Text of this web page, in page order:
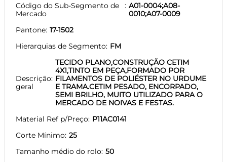
Código do Sub-Segmento de
Mercado
A01-0004;A08-
0010;A07-0009
Pantone 17-1502
Hierarquias de Segmento FM
Descrição
geral
TECIDO PLANO,CONSTRUÇÃO CETIM
4X1,TINTO EM PEÇA,FORMADO POR
FILAMENTOS DE POLIÉSTER NO URDUME
E TRAMA.CETIM PESADO, ENCORPADO,
SEMI BRILHO, MUITO UTILIZADO PARA O
MERCADO DE NOIVAS E FESTAS.
Material Ref p/Preço P11AC0141
Corte Mínimo 25
Tamanho médio do rolo 50